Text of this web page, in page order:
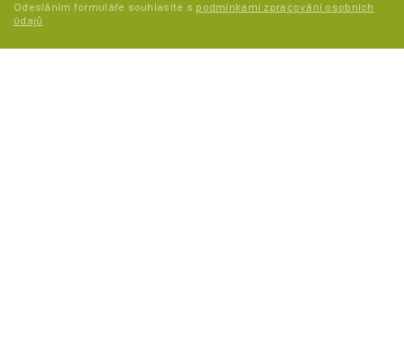
Odesláním formuláře souhlasíte s podmínkami zpracování osobních
údajů